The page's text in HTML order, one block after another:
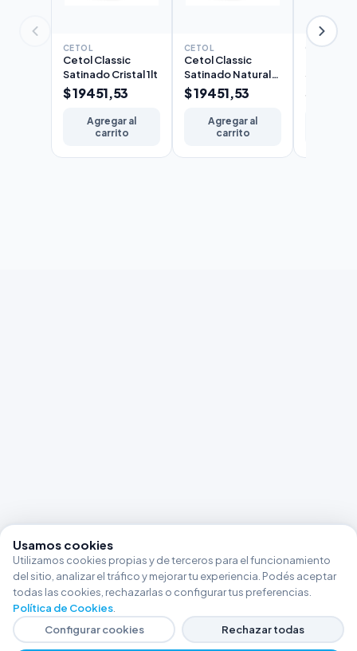
CETOL
Cetol Classic
Satinado Cristal 1lt
$ 19451,53
Agregar al
carrito
CETOL
Cetol Classic
Satinado Natural
1lt
$ 19451,53
Agregar al
carrito
CETOL
Satinado
$
Usamos cookies
Utilizamos cookies propias y de terceros para el funcionamiento
del sitio, analizar el tráfico y mejorar tu experiencia. Podés aceptar
todas las cookies, rechazarlas o configurar tus preferencias.
Política de Cookies
Configurar cookies
Rechazar todas